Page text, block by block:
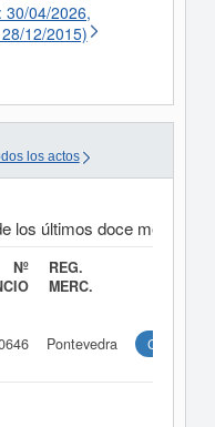
30/04/2026,
12/2015)
los actos
los últimos doce meses
Nº
REG.
MERC.
Pontevedra Consultar